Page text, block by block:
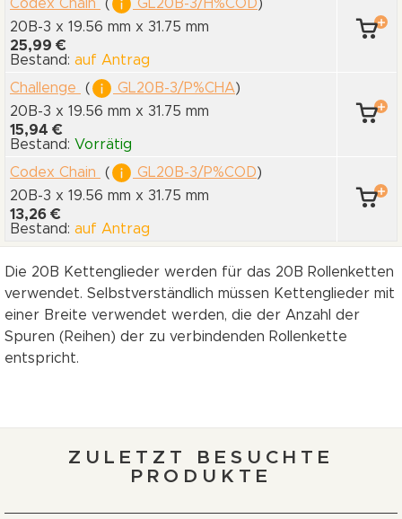
Codex Chain
( GL20B-3/H%COD)
20B-3 x 19.56 mm x 31.75 mm
25,99 €
Bestand: auf Antrag
Challenge
( GL20B-3/P%CHA)
20B-3 x 19.56 mm x 31.75 mm
15,94 €
Bestand: Vorrätig
Codex Chain
( GL20B-3/P%COD)
20B-3 x 19.56 mm x 31.75 mm
13,26 €
Bestand: auf Antrag
Die 20B Kettenglieder werden für das 20B Rollenketten
verwendet. Selbstverständlich müssen Kettenglieder mit
einer Breite verwendet werden, die der Anzahl der
Spuren (Reihen) der zu verbindenden Rollenkette
entspricht.
ZULETZT BESUCHTE
PRODUKTE